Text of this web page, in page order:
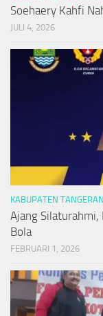
Soehaery Kahfi
JULI 4, 2026
KABUPATEN
Ajang Silaturahmi,
Bola
FEBRUARI 1, 2026